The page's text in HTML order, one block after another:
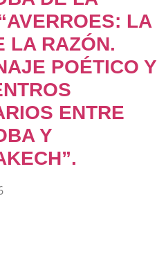
LA
LA RAZÓN.
POÉTICO Y
ENTRE
Y